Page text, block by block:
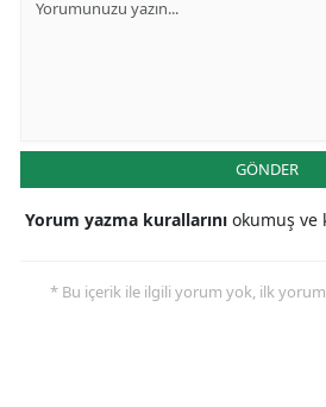
GÖNDER
Yorum yazma kurallarını okumuş ve
* Bu içerik ile ilgili yorum yok, ilk